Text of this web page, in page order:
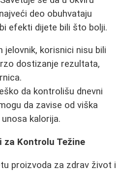
deo obuhvataju
efekti dijete bili što bolji.
jelovnik, korisnici nisu bili
dostizanje rezultata,
da kontrolišu dnevni
da zavise od viška
kalorija.
za Kontrolu Težine
proizvoda za zdrav život i